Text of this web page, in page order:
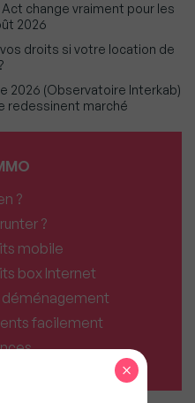
Act change vraiment pour les
2026
droits si votre location de
2026 (Observatoire Interkab)
redessinent marché
?
?
mobile
box Internet
déménagement
facilement
×